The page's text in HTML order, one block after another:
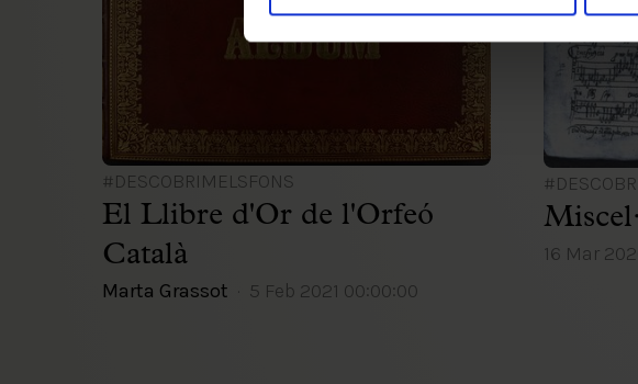
#DESCOBRIMELSFONS
El Llibre d'Or de l'Orfeó
Català
Marta Grassot 5 Feb 2021 00:00:00
16 Mar